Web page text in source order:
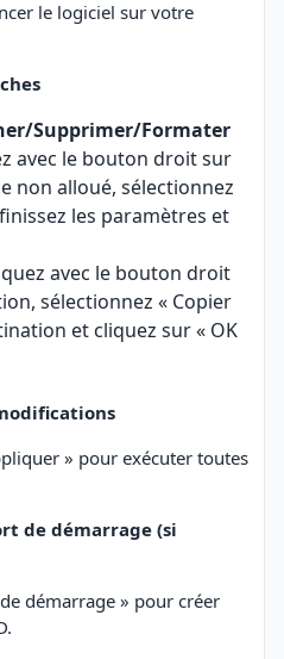
le logiciel sur votre
Supprimer/Formater
avec le bouton droit sur
non alloué, sélectionnez
les paramètres et
avec le bouton droit
sélectionnez « Copier
et cliquez sur « OK
» pour exécuter toutes
de démarrage (si
démarrage » pour créer